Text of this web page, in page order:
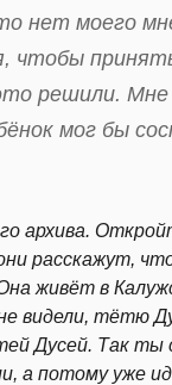
нет моего
чтобы
решили. Мне
мог бы
архива.
расскажут,
живёт в
видели, тётю
Дусей. Так ты
а потому уже